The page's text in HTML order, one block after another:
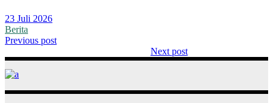
23 Juli 2026
Berita
Previous post
Next post